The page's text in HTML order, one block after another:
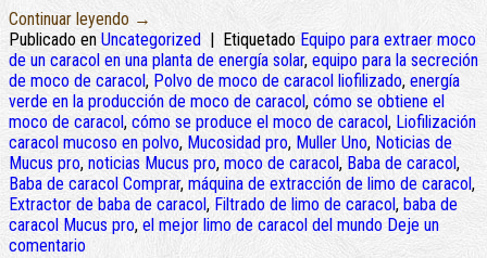
Continuar leyendo →
Publicado en Uncategorized | Etiquetado Equipo para extraer moco
de un caracol en una planta de energía solar, equipo para la secreción
de moco de caracol, Polvo de moco de caracol liofilizado, energía
verde en la producción de moco de caracol, cómo se obtiene el
moco de caracol, cómo se produce el moco de caracol, Liofilización
caracol mucoso en polvo, Mucosidad pro, Muller Uno, Noticias de
Mucus pro, noticias Mucus pro, moco de caracol, Baba de caracol,
Baba de caracol Comprar, máquina de extracción de limo de caracol,
Extractor de baba de caracol, Filtrado de limo de caracol, baba de
caracol Mucus pro,el mejor limo de caracol del mundo Deje un
comentario